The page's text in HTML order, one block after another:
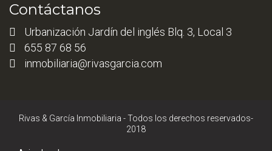
Contáctanos
Urbanización Jardín del inglés Blq. 3, Local 3
655 87 68 56
inmobiliaria@rivasgarcia.com
Rivas & García Inmobiliaria - Todos los derechos reservados-
2018